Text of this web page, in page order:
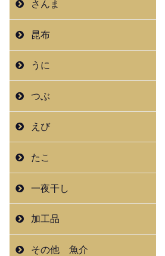
さんま
昆布
うに
つぶ
えび
たこ
一夜干し
加工品
その他 魚介